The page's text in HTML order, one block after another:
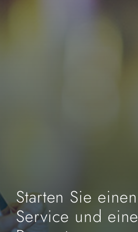
Starten Sie einen
Service und eine